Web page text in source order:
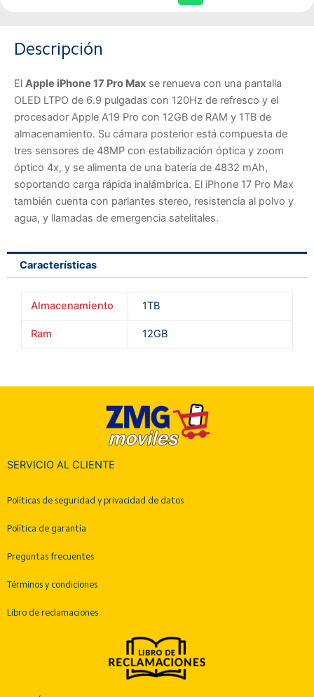
Descripción
El Apple iPhone 17 Pro Max se renueva con una pantalla
OLED LTPO de 6.9 pulgadas con 120Hz de refresco y el
procesador Apple A19 Pro con 12GB de RAM y 1TB de
almacenamiento. Su cámara posterior está compuesta de
tres sensores de 48MP con estabilización óptica y zoom
óptico 4x, y se alimenta de una batería de 4832 mAh,
soportando carga rápida inalámbrica. El iPhone 17 Pro Max
también cuenta con parlantes stereo, resistencia al polvo y
agua, y llamadas de emergencia satelitales.
Características
Almacenamiento 1TB
Ram 12GB
SERVICIO AL CLIENTE
Políticas de seguridad y privacidad de datos
Política de garantía
Preguntas frecuentes
Términos y condiciones
Libro de reclamaciones